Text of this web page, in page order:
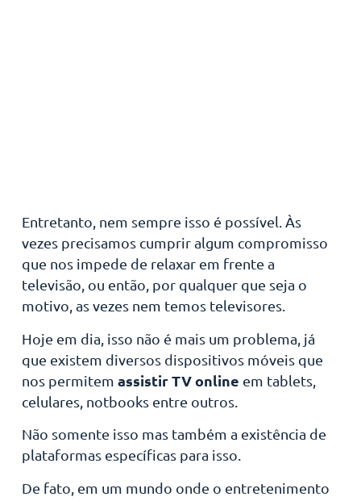
Entretanto, nem sempre isso é possível. Às
vezes precisamos cumprir algum compromisso
que nos impede de relaxar em frente a
televisão, ou então, por qualquer que seja o
motivo, as vezes nem temos televisores.
Hoje em dia, isso não é mais um problema, já
que existem diversos dispositivos móveis que
nos permitem assistir TV online em tablets,
celulares, notbooks entre outros.
Não somente isso mas também a existência de
plataformas específicas para isso.
De fato, em um mundo onde o entretenimento